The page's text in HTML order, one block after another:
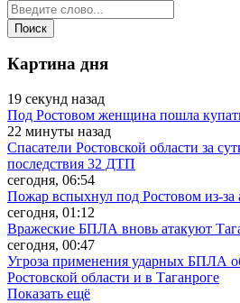
Картина дня
19 секунд назад
Под Ростовом женщина пошла
22 минуты назад
Спасатели Ростовской области за
последствия 32 ДТП
сегодня, 06:54
Пожар вспыхнул под Ростовом из-
сегодня, 01:12
Вражеские БПЛА вновь атакуют
сегодня, 00:47
Угроза применения ударных БПЛА
Ростовской области и в Таганроге
Показать ещё